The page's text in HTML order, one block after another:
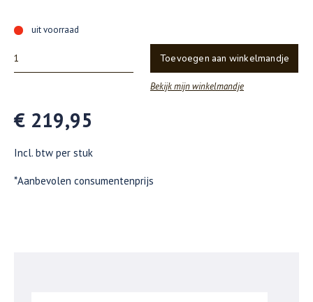
uit voorraad
Toevoegen aan winkelmandje
Bekijk mijn winkelmandje
€ 219,95
Incl. btw per stuk
*Aanbevolen consumentenprijs